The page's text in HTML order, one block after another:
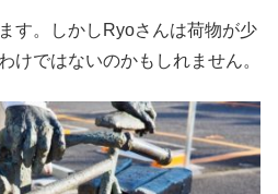
す。しかしRyoさんは荷物が少
けではないのかもしれません。